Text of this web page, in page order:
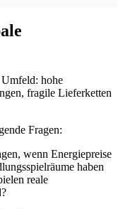
hohe
fragile Lieferketten
Fragen:
wenn Energiepreise
haben
reale